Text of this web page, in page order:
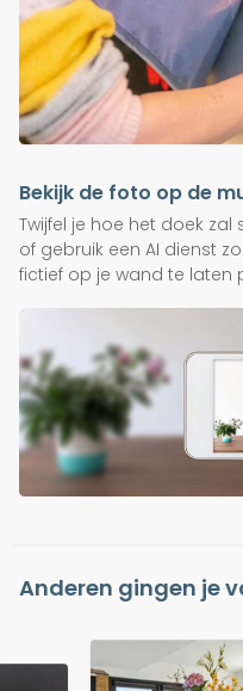
Bekijk de foto op de
Twijfel je hoe het doek zal
of gebruik een AI dienst
fictief op je wand te laten
Anderen gingen je